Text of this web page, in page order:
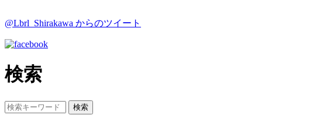
@Lbrl_Shirakawa からのツイート
検索